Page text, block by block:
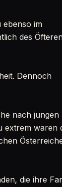
ebenso im
des
Dennoch
nach jungen
extrem waren
die ihre